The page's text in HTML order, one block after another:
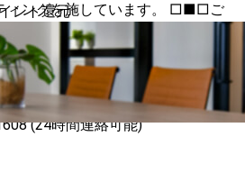
グを施しています。 □■□ご
けない場合□■□ 以下をご確認く
ブースがご予約できる可能性があ
について＞掲載者のスペースをす
下にお問い合わせください。 防
(24時間連絡可能)
ント還元